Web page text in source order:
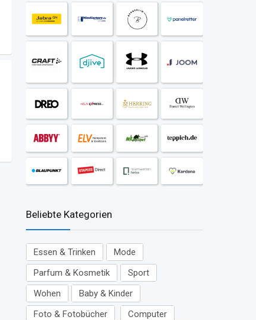
Beliebte Kategorien
Essen & Trinken
Mode
Parfum & Kosmetik
Sport
Wohen
Baby & Kinder
Foto & Fotobücher
Computer